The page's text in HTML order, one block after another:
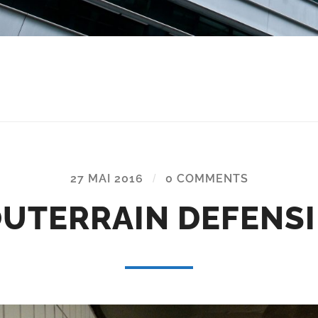
27 MAI 2016 / 0 COMMENTS